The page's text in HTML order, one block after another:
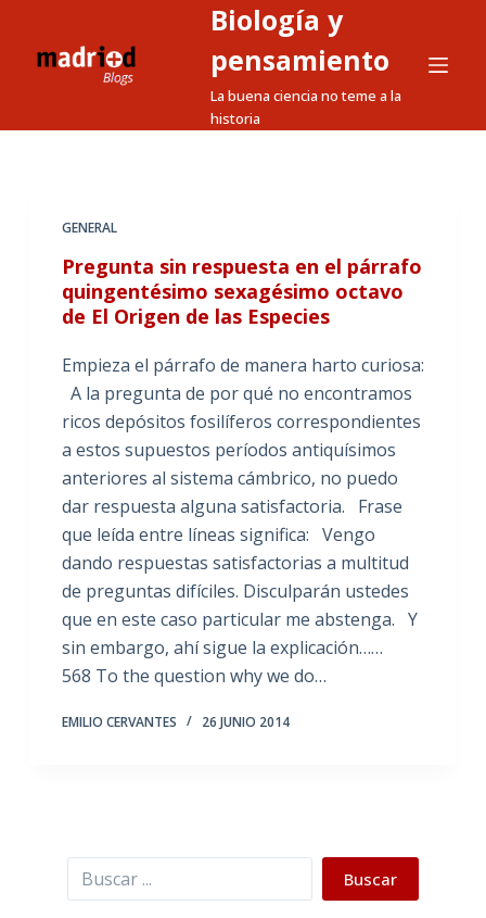
a
Biología y
pensamiento
La buena ciencia no teme a la
historia
GENERAL
Pregunta sin respuesta en el párrafo
quingentésimo sexagésimo octavo
de El Origen de las Especies
Empieza el párrafo de manera harto curiosa:
A la pregunta de por qué no encontramos
ricos depósitos fosilíferos correspondientes
a estos supuestos períodos antiquísimos
anteriores al sistema cámbrico, no puedo
dar respuesta alguna satisfactoria. Frase
que leída entre líneas significa: Vengo
dando respuestas satisfactorias a multitud
de preguntas difíciles. Disculparán ustedes
que en este caso particular me abstenga. Y
sin embargo, ahí sigue la explicación……
568 To the question why we do…
EMILIO CERVANTES 26 JUNIO 2014
Buscar Buscar